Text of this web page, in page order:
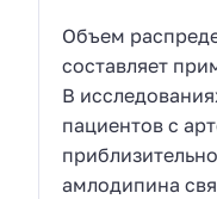
Объем
составляет
В
пациентов с
амлодипина